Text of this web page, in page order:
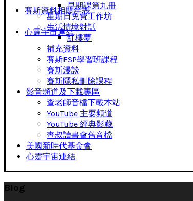
賽斯資料相關年表
心靈宇宙連結
早期課第九冊
星期日免費工作坊
生活情境對話
紅樓夢
補充資料
賽斯ESP學習班課程
賽斯漫談
賽斯隱私刪除課程
影音頻道及下載專區
查老師音檔下載本站
YouTube 主要頻道
YouTube 經典影藏
查叔讀書會舊音檔
美國新時代基金會
心靈宇宙連結
Blog